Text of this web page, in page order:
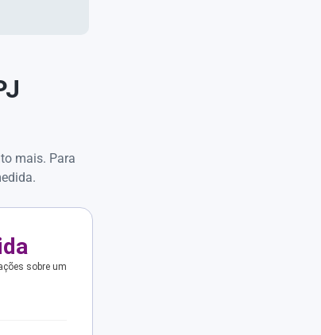
mais. Para
sobre um